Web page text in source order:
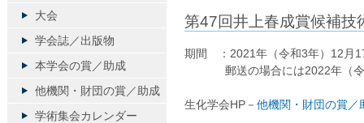
第47回井上春成賞候補技
期間 ：2021年（令和3年）12月
郵送の場合には2022年（令
生化学会HP－ 他機関・財団の賞／
大会
学会誌／出版物
本学会の賞／助成
他機関・財団の賞／助成
学術集会カレンダー